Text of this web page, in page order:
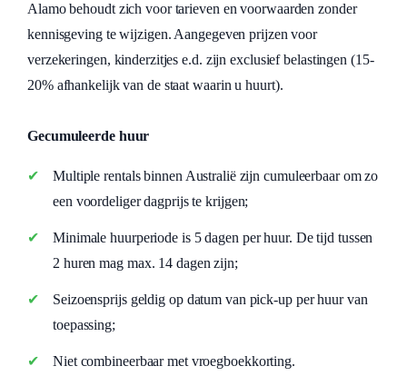
Alamo behoudt zich voor tarieven en voorwaarden zonder
kennisgeving te wijzigen. Aangegeven prijzen voor
verzekeringen, kinderzitjes e.d. zijn exclusief belastingen (15-
20% afhankelijk van de staat waarin u huurt).
Gecumuleerde huur
Multiple rentals binnen Australië zijn cumuleerbaar om zo
een voordeliger dagprijs te krijgen;
Minimale huurperiode is 5 dagen per huur. De tijd tussen
2 huren mag max. 14 dagen zijn;
Seizoensprijs geldig op datum van pick-up per huur van
toepassing;
Niet combineerbaar met vroegboekkorting.